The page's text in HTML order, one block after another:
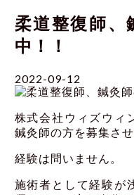
柔道整復師、
中！！
2022-09-12
株式会社ウィズウィ
鍼灸師の方を募集さ
経験は問いません。
施術者として経験が